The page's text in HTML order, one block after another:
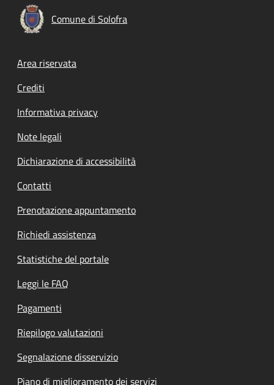
Comune di Solofra
Footer menu
Area riservata
Crediti
Informativa privacy
Note legali
Dichiarazione di accessibilità
Contatti
Prenotazione appuntamento
Richiedi assistenza
Statistiche del portale
Leggi le FAQ
Pagamenti
Riepilogo valutazioni
Segnalazione disservizio
Piano di miglioramento dei servizi